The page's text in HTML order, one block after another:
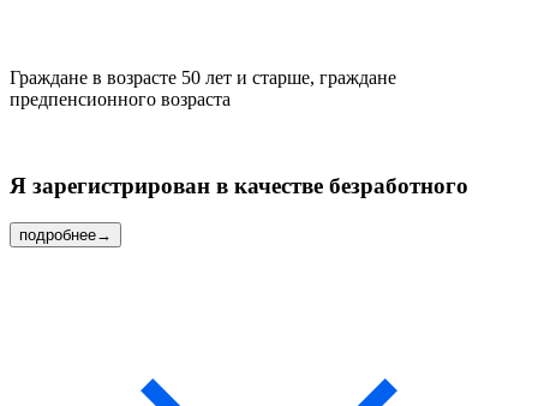
Граждане в возрасте 50 лет и старше, граждане
предпенсионного возраста
Я зарегистрирован в качестве безработного
подробнее→